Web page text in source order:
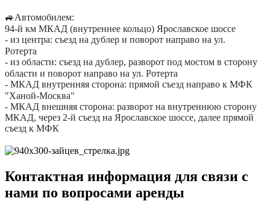
🚙Автомобилем:
94-й км МКАД (внутреннее кольцо) Ярославское шоссе
- из центра: съезд на дублер и поворот направо на ул.
Ротерта
- из области: съезд на дублер, разворот под мостом в сторону
области и поворот направо на ул. Ротерта
- МКАД внутренняя сторона: прямой съезд направо к МФК
"Ханой-Москва"
- МКАД внешняя сторона: разворот на внутреннюю сторону
МКАД, через 2-й съезд на Ярославское шоссе, далее прямой
съезд к МФК
Контактная информация для связи с
нами по вопросами аренды